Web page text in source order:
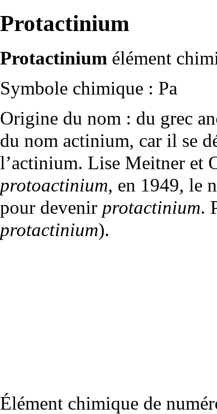
Protactinium
Protactinium élément
Symbole chimique : Pa
Origine du nom : du grec
du nom actinium, car il se
l’actinium. Lise Meitner et
protoactinium, en 1949, le
pour devenir protactinium.
protactinium).
Élément chimique de